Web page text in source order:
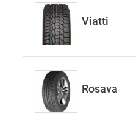
Viatti
Rosava